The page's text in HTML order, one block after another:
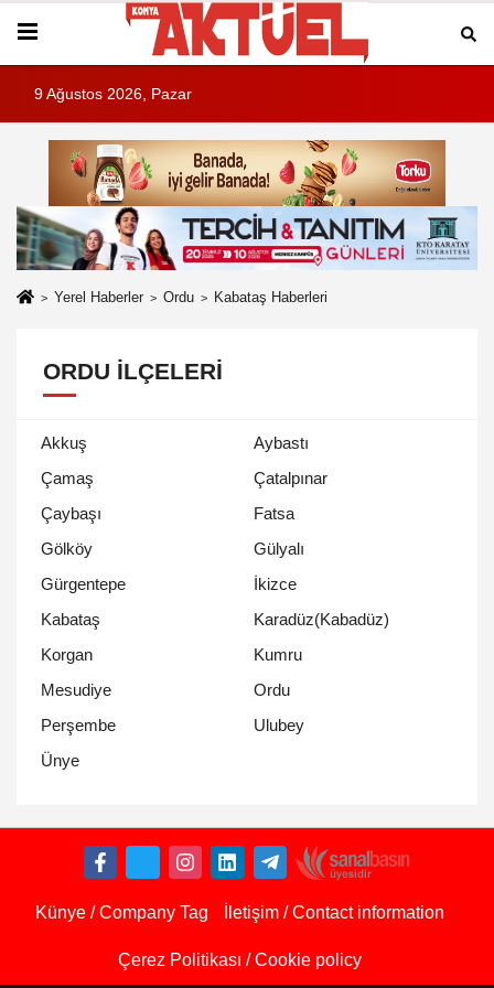
9 Ağustos 2026, Pazar
Yerel Haberler Ordu Kabataş Haberleri
ORDU İLÇELERI
Akkuş
Aybastı
Çamaş
Çatalpınar
Çaybaşı
Fatsa
Gölköy
Gülyalı
Gürgentepe
İkizce
Kabataş
Karadüz(Kabadüz)
Korgan
Kumru
Mesudiye
Ordu
Perşembe
Ulubey
Ünye
Künye / Company Tag İletişim / Contact information
Çerez Politikası / Cookie policy